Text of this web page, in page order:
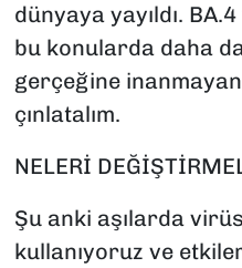
dünyaya yayıldı.
bu konularda daha
gerçeğine
çınlatalım.
NELERİ
Şu anki aşılarda
kullanıyoruz ve